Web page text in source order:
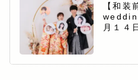
【和装
月１４